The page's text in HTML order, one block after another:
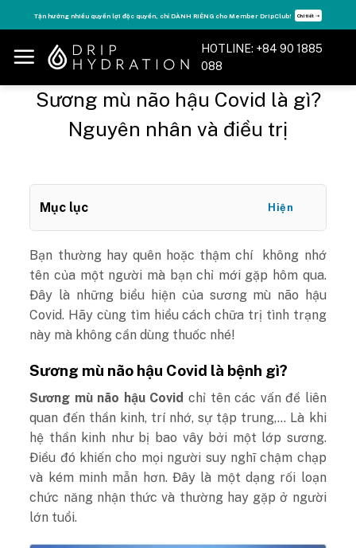
to
content
Tận hưởng nhiều quyền lợi độc quyền, chỉ DÀNH RIÊNG cho Member DripClub! Chi tiết ➝
HOTLINE: +84 90 1885
088
Sương mù não hậu Covid là gì?
Nguyên nhân và điều trị
Mục lục Hiện
Bạn thường hay quên hoặc thậm chí không nhớ
tên của một người mà bạn chỉ mới gặp hôm qua.
Đây là những biểu hiện của sương mù não hậu
Covid. Hãy cùng tìm hiểu cách chữa trị tình trạng
này mà không cần dùng thuốc nhé!
Sương mù não hậu Covid là bệnh gì?
Sương mù não hậu Covid chỉ tên các vấn đề liên
quan đến thần kinh, trí nhớ, sự tập trung,… Là khi
hệ thần kinh như bị bao vây bởi một lớp sương.
Điều đó khiến cho mọi người suy nghĩ chậm chạp
và kém minh mẫn hơn. Đây là một dạng rối loạn
chức năng nhận thức và thường hay gặp ở người
lớn tuổi.